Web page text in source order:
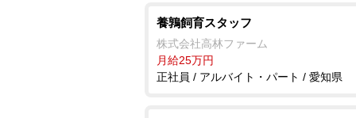
養鶉飼育スタッフ
株式会社高林ファーム
月給25万円
正社員 / アルバイト・パート / 愛知県